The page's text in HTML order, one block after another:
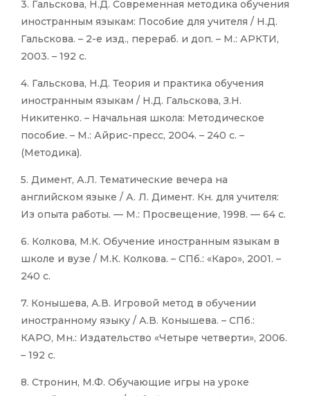
3. Гальскова, Н.Д. Современная методика обучения
иностранным языкам: Пособие для учителя / Н.Д.
Гальскова. – 2-е изд., перераб. и доп. – М.: АРКТИ,
2003. – 192 с.
4. Гальскова, Н.Д. Теория и практика обучения
иностранным языкам / Н.Д. Гальскова, З.Н.
Никитенко. – Начальная школа: Методическое
пособие. – М.: Айрис-пресс, 2004. – 240 с. –
(Методика).
5. Димент, А.Л. Тематические вечера на
английском языке / А. Л. Димент. Кн. для учителя:
Из опыта работы. — М.: Просвещение, 1998. — 64 с.
6. Колкова, М.К. Обучение иностранным языкам в
школе и вузе / М.К. Колкова. – СПб.: «Каро», 2001. –
240 с.
7. Конышева, А.В. Игровой метод в обучении
иностранному языку / А.В. Конышева. – СПб.:
КАРО, Мн.: Издательство «Четыре четверти», 2006.
– 192 с.
8. Стронин, М.Ф. Обучающие игры на уроке